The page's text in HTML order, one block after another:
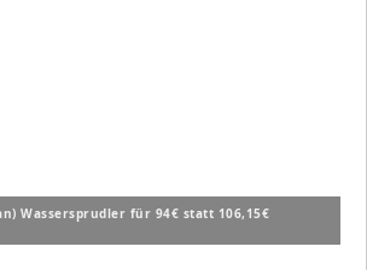
Wassersprudler für 94€ statt 106,15€